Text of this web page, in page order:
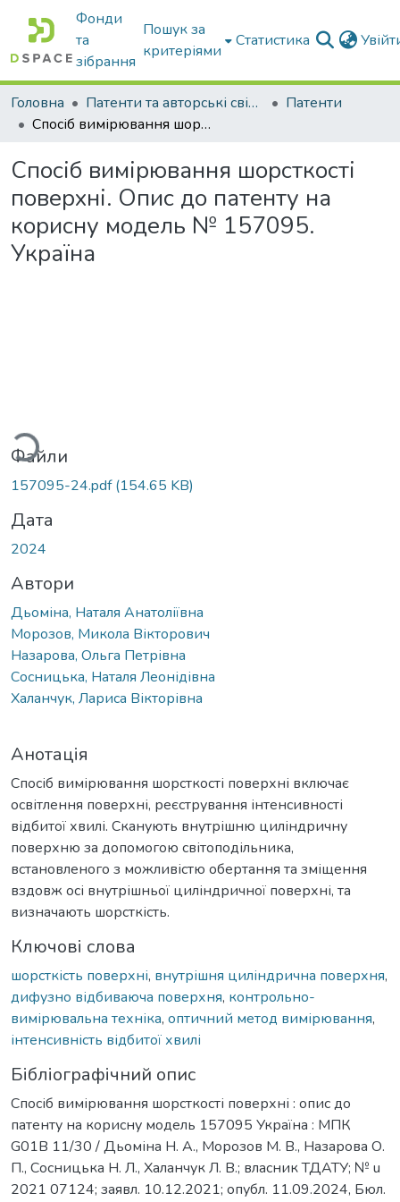
Фонди
та
зібрання
Пошук за
критеріями
Статистика
Головна Патенти та авторські свідоцтва
Патенти
Спосіб вимірювання шорсткості поверхні. Опис до патенту на корисну модель № 157095. Україна
Спосіб вимірювання шорсткості
поверхні. Опис до патенту на
корисну модель № 157095.
Україна
Файли
157095-24.pdf(154.65 KB)
Дата
2024
Автори
Дьоміна, Наталя Анатоліївна
Морозов, Микола Вікторович
Назарова, Ольга Петрівна
Сосницька, Наталя Леонідівна
Халанчук, Лариса Вікторівна
Анотація
Спосіб вимірювання шорсткості поверхні включає
освітлення поверхні, реєстрування інтенсивності
відбитої хвилі. Сканують внутрішню циліндричну
поверхню за допомогою світоподільника,
встановленого з можливістю обертання та зміщення
вздовж осі внутрішньої циліндричної поверхні, та
визначають шорсткість.
Ключові слова
шорсткість поверхні, внутрішня циліндрична поверхня,
дифузно відбиваюча поверхня, контрольно-
вимірювальна техніка, оптичний метод вимірювання,
інтенсивність відбитої хвилі
Бібліографічний опис
Спосіб вимірювання шорсткості поверхні : опис до
патенту на корисну модель 157095 Україна : МПК
G01B 11/30 / Дьоміна Н. А., Морозов М. В., Назарова О.
П., Сосницька Н. Л., Халанчук Л. В.; власник ТДАТУ; № u
2021 07124; заявл. 10.12.2021; опубл. 11.09.2024, Бюл.